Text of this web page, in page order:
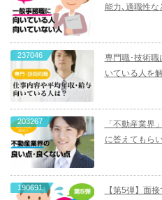
能力､適職性な
237046
専門職･技術職
いている人を
203267
「不動産業界
に答えてもら
190691
【第5弾】面